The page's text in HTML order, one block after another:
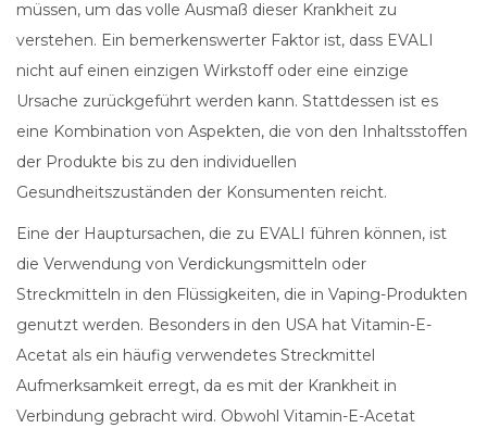
müssen, um das volle Ausmaß dieser Krankheit zu
verstehen. Ein bemerkenswerter Faktor ist, dass EVALI
nicht auf einen einzigen Wirkstoff oder eine einzige
Ursache zurückgeführt werden kann. Stattdessen ist es
eine Kombination von Aspekten, die von den Inhaltsstoffen
der Produkte bis zu den individuellen
Gesundheitszuständen der Konsumenten reicht.
Eine der Hauptursachen, die zu EVALI führen können, ist
die Verwendung von Verdickungsmitteln oder
Streckmitteln in den Flüssigkeiten, die in Vaping-Produkten
genutzt werden. Besonders in den USA hat Vitamin-E-
Acetat als ein häufig verwendetes Streckmittel
Aufmerksamkeit erregt, da es mit der Krankheit in
Verbindung gebracht wird. Obwohl Vitamin-E-Acetat